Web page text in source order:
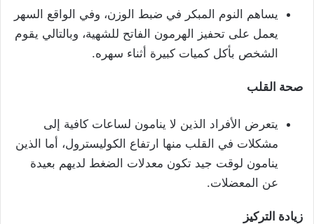
يساهم النوم المبكر في ضبط الوزن، وفي الواقع السهر
يعمل على تحفيز الهرمون الفاتح للشهية، وبالتالي يقوم
الشخص بأكل كميات كبيرة أثناء سهره.
صحة القلب
يتعرض الأفراد الذين لا ينامون لساعات كافية إلى
مشكلات في القلب منها ارتفاع الكوليسترول، أما الذين
ينامون لوقت جيد تكون معدلات الضغط لديهم بعيدة
عن المعضلات.
زيادة التركيز